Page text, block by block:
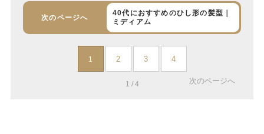
次のページへ
40代におすすめのひし形の髪型｜
ミディアム
1 2 3 4
1 / 4 次のページへ